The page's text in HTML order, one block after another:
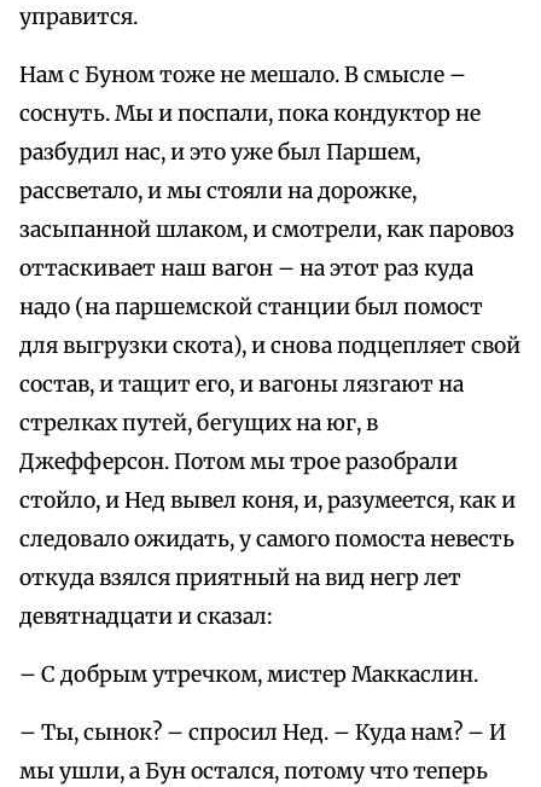
управится.
Нам с Буном тоже не мешало. В смысле –
соснуть. Мы и поспали, пока кондуктор не
разбудил нас, и это уже был Паршем,
рассветало, и мы стояли на дорожке,
засыпанной шлаком, и смотрели, как паровоз
оттаскивает наш вагон – на этот раз куда
надо (на паршемской станции был помост
для выгрузки скота), и снова подцепляет свой
состав, и тащит его, и вагоны лязгают на
стрелках путей, бегущих на юг, в
Джефферсон. Потом мы трое разобрали
стойло, и Нед вывел коня, и, разумеется, как и
следовало ожидать, у самого помоста невесть
откуда взялся приятный на вид негр лет
девятнадцати и сказал:
– С добрым утречком, мистер Маккаслин.
– Ты, сынок? – спросил Нед. – Куда нам? – И
мы ушли, а Бун остался, потому что теперь